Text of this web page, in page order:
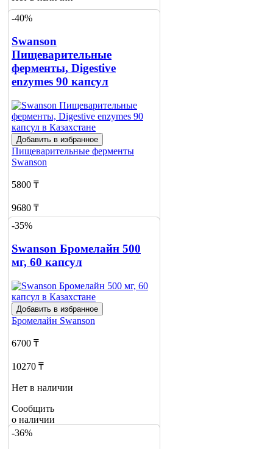
Сообщить
-40%
Swanson
Пищеварительные
ферменты, Digestive
enzymes 90 капсул
Добавить в избранное
Пищеварительные ферменты
Swanson
5800 ₸
9680 ₸
Нет в наличии
Сообщить
о наличии
-35%
Swanson Бромелайн 500
мг, 60 капсул
Добавить в избранное
Бромелайн Swanson
6700 ₸
10270 ₸
Нет в наличии
Сообщить
о наличии
-36%